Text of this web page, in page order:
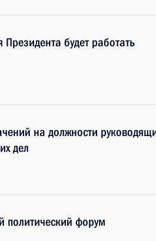
будет работать
на должности
дел
политический форум